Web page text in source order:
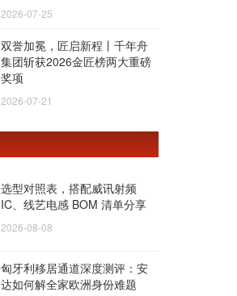
2026-07-25
双誉加冕，匠启新程丨千年舟
集团斩获2026金匠榜两大重磅
奖项
2026-07-21
选型对照表，搭配威讯射频
IC、线艺电感 BOM 清单分享
2026-08-08
匈牙利移居通道深度测评：安
达如何解全家欧洲身份难题